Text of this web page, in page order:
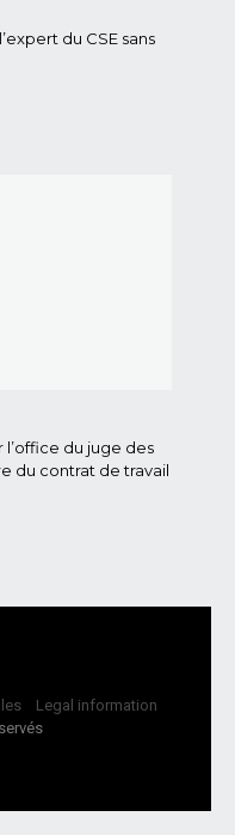
du CSE sans
l’office du juge des
du contrat de travail
Legal information